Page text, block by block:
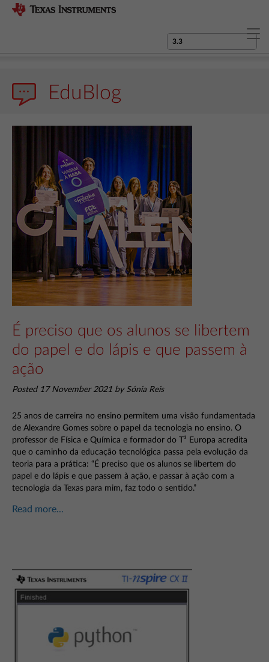
EduBlog
É preciso que os alunos se libertem
do papel e do lápis e que passem à
ação
Posted 17 November 2021 by Sónia Reis
25 anos de carreira no ensino permitem uma visão fundamentada
de Alexandre Gomes sobre o papel da tecnologia no ensino. O
professor de Física e Química e formador do T³ Europa acredita
que o caminho da educação tecnológica passa pela evolução da
teoria para a prática: “É preciso que os alunos se libertem do
papel e do lápis e que passem à ação, e passar à ação com a
tecnologia da Texas para mim, faz todo o sentido.”
Read more...